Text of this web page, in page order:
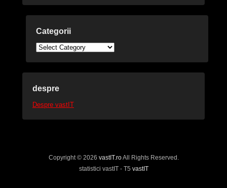
Categorii
Categorii
despre
Despre vastIT
Copyright © 2026 vastIT.roAll Rights Reserved.
statistici vastIT - T5 vastIT